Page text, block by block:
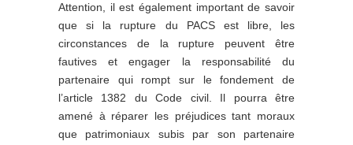
Attention, il est également important de savoir
que si la rupture du PACS est libre, les
circonstances de la rupture peuvent être
fautives et engager la responsabilité du
partenaire qui rompt sur le fondement de
l’article 1382 du Code civil. Il pourra être
amené à réparer les préjudices tant moraux
que patrimoniaux subis par son partenaire